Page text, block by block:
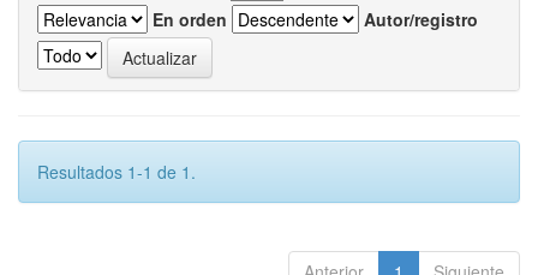
En orden
Autor/registro
Resultados 1-1 de 1.